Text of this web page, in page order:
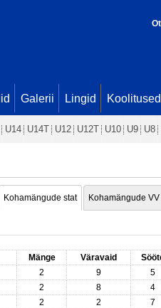
Galerii Lingid Koolitused
U14 U14T U12 U12T U10 U9 U8
Kohamängude stat Kohamängude VV
Mänge Väravaid
2 9 5
2 8 4
2 2 7